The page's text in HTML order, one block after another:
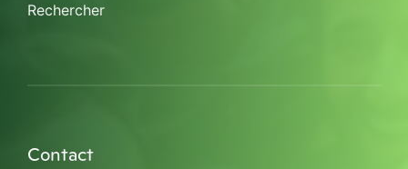
Rechercher
Contact